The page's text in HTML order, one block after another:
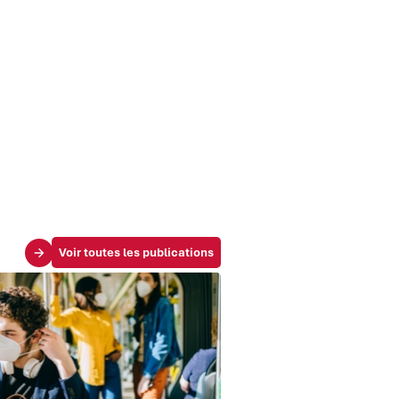
Voir toutes les publications